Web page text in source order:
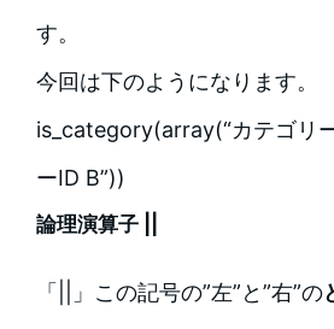
す。
今回は下のようになります。
is_category(array(“カテゴリー
ーID B”))
論理演算子 ||
「||」この記号の”左”と”右”の